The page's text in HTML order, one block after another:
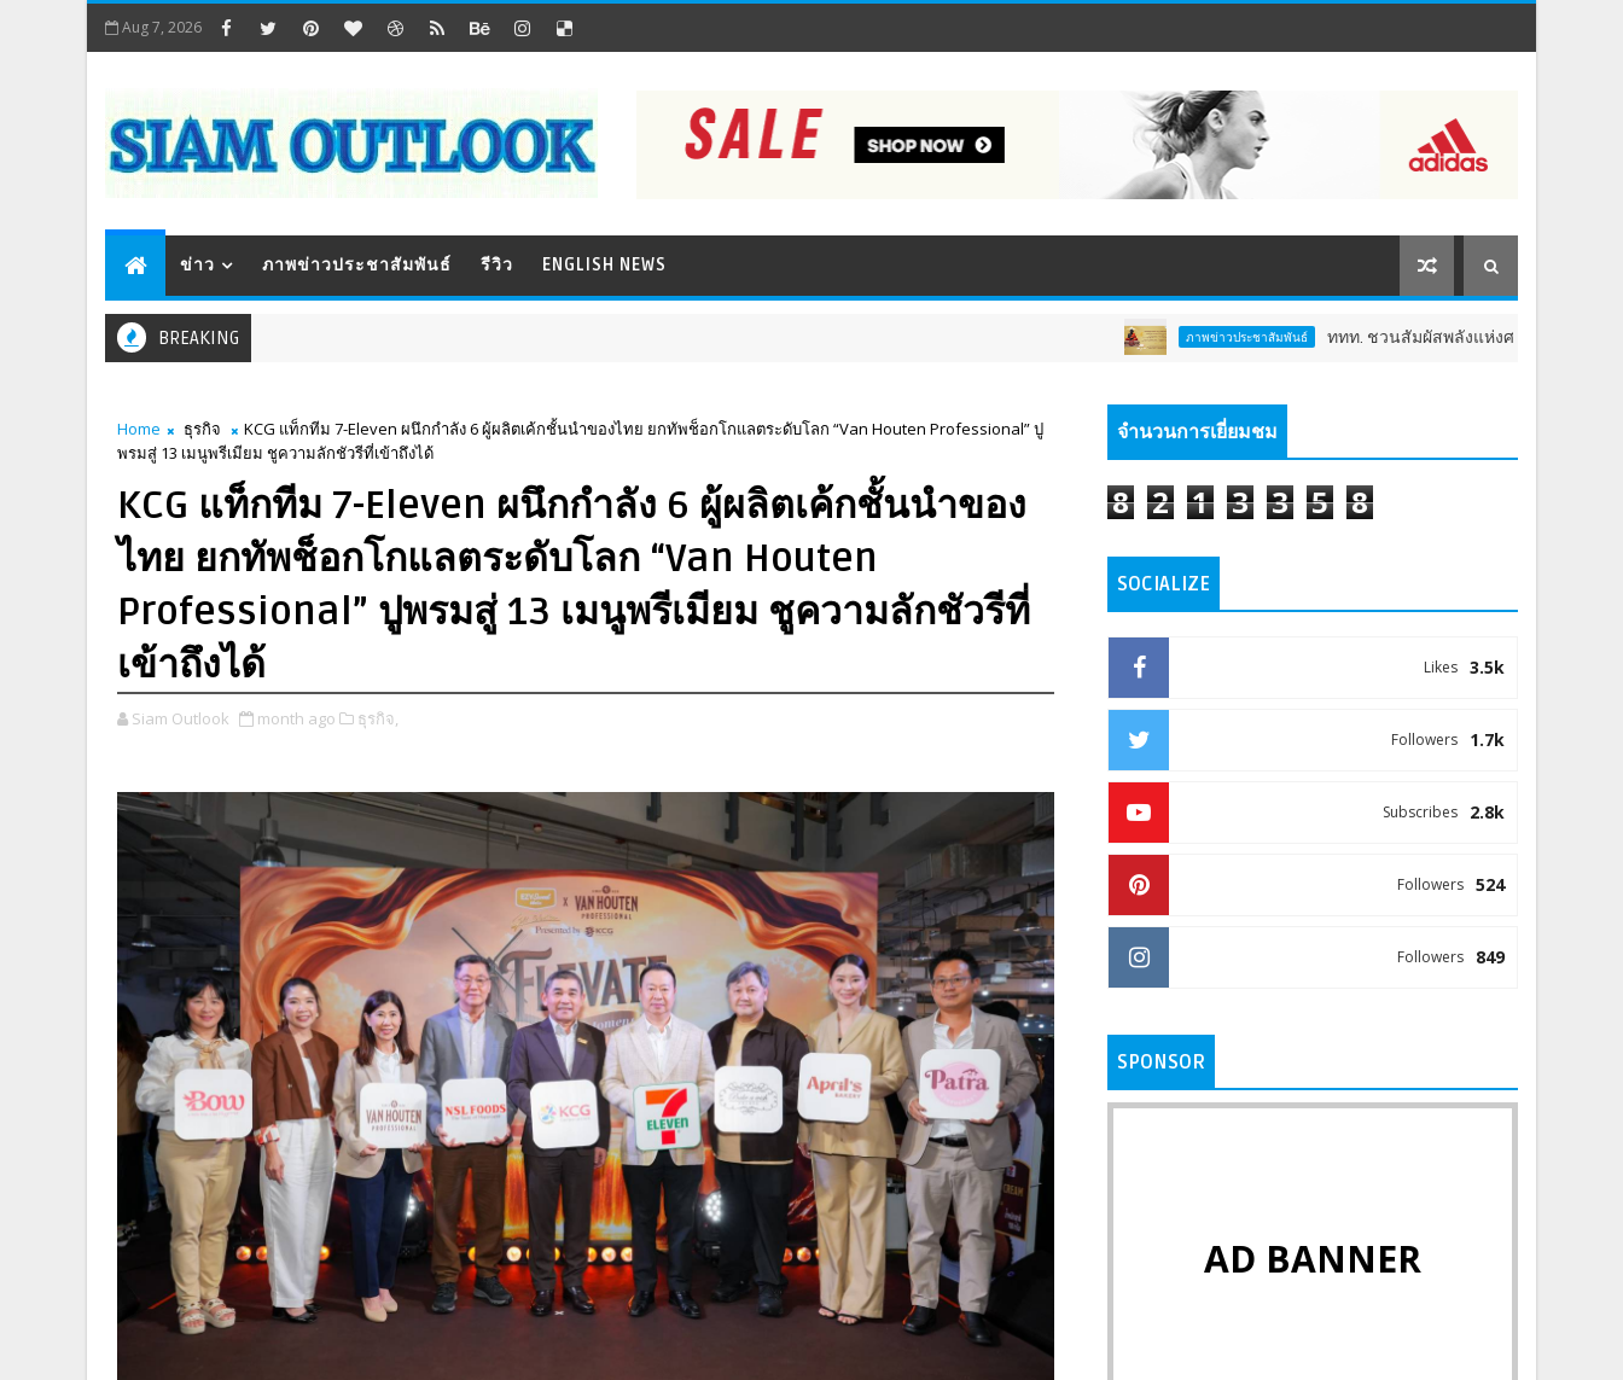
Aug 7, 2026
ข่าว ภาพข่าวประชาสัมพันธ์ รีวิว ENGLISH NEWS
BREAKING ภาพข่าวประชาสัมพันธ์ ททท. ชวนสัมผัสพลังแห่งศรัทธา ร่วมงาน "ห่มผ้าหลว
Home ธุรกิจ
KCG แท็กทีม 7-Eleven ผนึกกำลัง 6 ผู้ผลิตเค้กชั้นนำของไทย ยกทัพช็อกโกแลตระดับโลก “Van Houten Professional” ปู
พรมสู่ 13 เมนูพรีเมียม ชูความลักชัวรีที่เข้าถึงได้
KCG แท็กทีม 7-Eleven ผนึกกำลัง 6 ผู้ผลิตเค้กชั้นนำของ
ไทย ยกทัพช็อกโกแลตระดับโลก “Van Houten
Professional” ปูพรมสู่ 13 เมนูพรีเมียม ชูความลักชัวรีที่
เข้าถึงได้
Siam Outlook month ago ธุรกิจ,
จำนวนการเยี่ยมชม
8 2 1 3 3 5 8
SOCIALIZE
3.5k
Likes
1.7k
Followers
2.8k
Subscribes
524
Followers
849
Followers
SPONSOR
AD BANNER